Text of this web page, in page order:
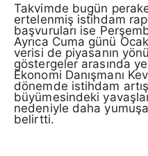
Takvimde bugün
ertelenmiş istihdam
başvuruları ise
Ayrıca Cuma günü
verisi de piyasanın
göstergeler arasında
Ekonomi Danışmanı
dönemde istihdam
büyümesindeki
nedeniyle daha
belirtti.